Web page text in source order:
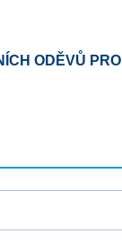
ODĚVŮ PRO